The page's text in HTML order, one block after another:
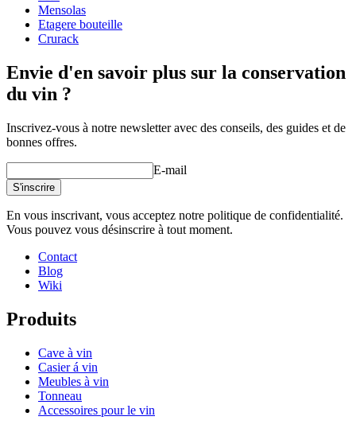
Poids (kg)
Mensolas
Etagere bouteille
Crurack
Envie d'en savoir plus sur la conservation
du vin ?
Inscrivez-vous à notre newsletter avec des conseils, des guides et de
bonnes offres.
E-mail
S'inscrire
En vous inscrivant, vous acceptez notre politique de confidentialité.
Vous pouvez vous désinscrire à tout moment.
Contact
Blog
Wiki
Produits
Cave à vin
Casier á vin
Meubles à vin
Tonneau
Accessoires pour le vin